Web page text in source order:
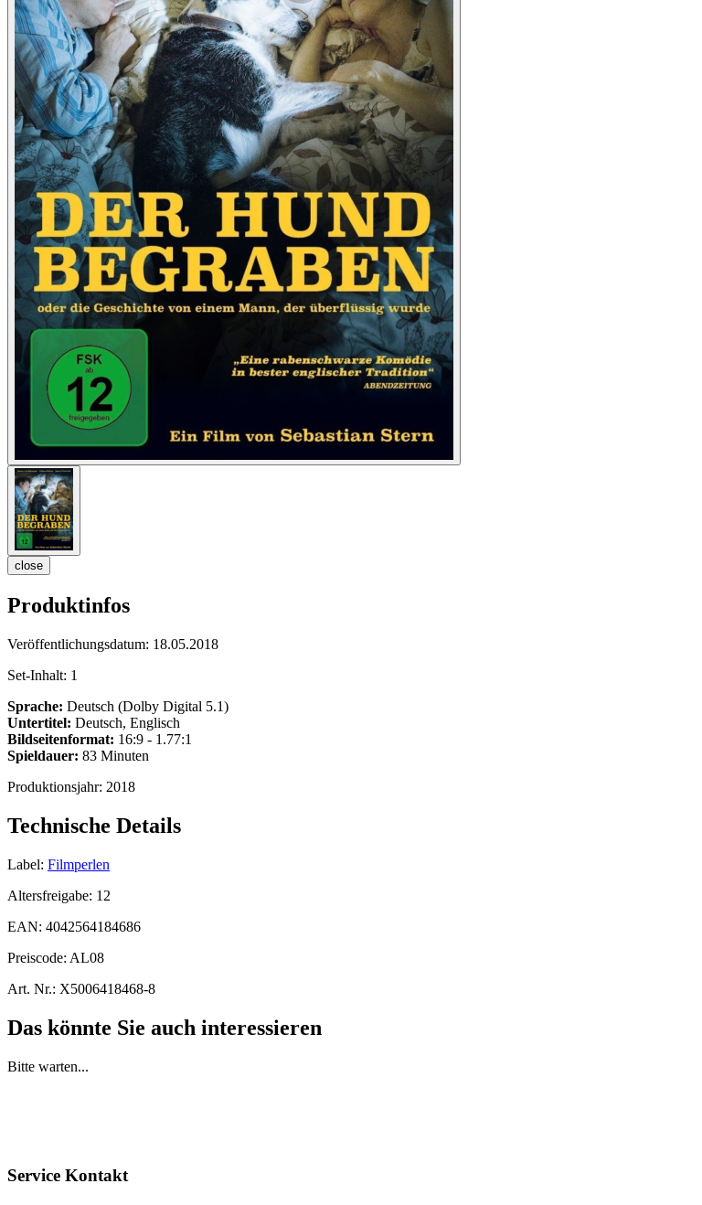
close
Produktinfos
Veröffentlichungsdatum: 18.05.2018
Set-Inhalt: 1
Sprache: Deutsch (Dolby Digital 5.1)
Untertitel: Deutsch, Englisch
Bildseitenformat: 16:9 - 1.77:1
Spieldauer: 83 Minuten
Produktionsjahr: 2018
Technische Details
Label: Filmperlen
Altersfreigabe: 12
EAN: 4042564184686
Preiscode: AL08
Art. Nr.: X5006418468-8
Das könnte Sie auch interessieren
Bitte warten...
Service Kontakt